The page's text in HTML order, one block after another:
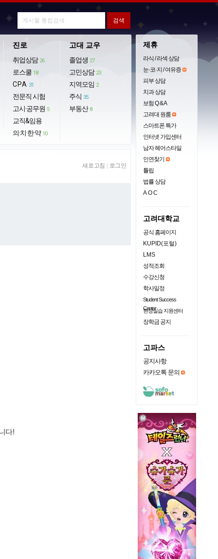
진로
취업상담 26
로스쿨 18
CPA 31
전문직 시험
고시·공무원 5
교직&임용
의·치·한·약 10
고대 교우
졸업생 27
고민상담 23
지역모임 2
주식 35
부동산 8
새로고침 로그인
다!
제휴
라식 / 라섹 상담
눈·코·지 / 여유증
피부 상담
치과 상담
보험 Q & A
고려대 원룸
스마트폰 특가
인터넷 가입센터
남자 헤어스타일
인연찾기
튤립
법률 상담
AOC
고려대학교
공식 홈페이지
KUPID(포털)
LMS
성적조회
수강신청
학사일정
Student Success
Center
현장실습 지원센터
장학금 공지
고파스
공지사항
카카오톡 문의